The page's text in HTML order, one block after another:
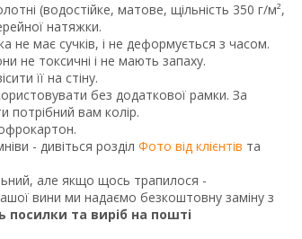
(водостійке, матове, щільність 350 г/м²,
натяжки.
не має сучків, і не деформується з часом.
не токсичні і не мають запаху.
її на стіну.
без додаткової рамки. За
вам колір.
- дивіться розділ Фото від клієнтів та
але якщо щось трапилося -
вини ми надаємо безкоштовну заміну з
посилки та виріб на пошті